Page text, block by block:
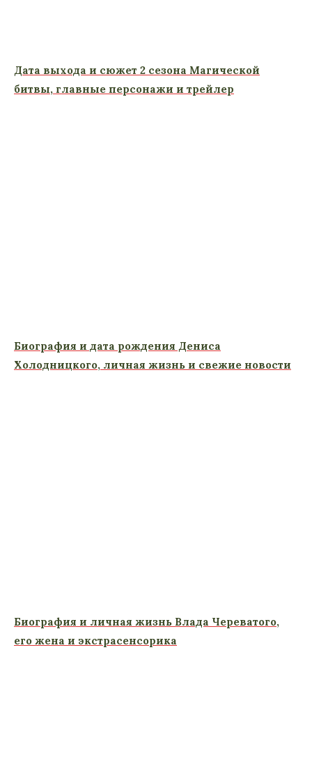
Дата выхода и сюжет 2 сезона Магической
битвы, главные персонажи и трейлер
Биография и дата рождения Дениса
Холодницкого, личная жизнь и свежие новости
Биография и личная жизнь Влада Череватого,
его жена и экстрасенсорика